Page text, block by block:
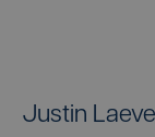
Justin